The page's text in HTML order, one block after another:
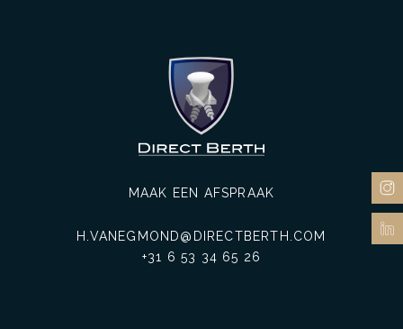
MAAK EEN AFSPRAAK
H.VANEGMOND@DIRECTBERTH.COM
+31 6 53 34 65 26